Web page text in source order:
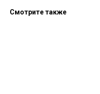
Смотрите также